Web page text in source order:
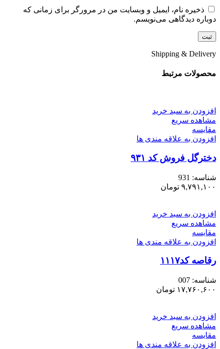
ذخیره نام، ایمیل و وبسایت من در مرورگر برای زمانی که
دوباره دیدگاهی می‌نویسم.
Shipping & Delivery
محصولات مرتبط
افزودن به سبد خرید
مشاهده سریع
مقایسه
افزودن به علاقه مندی ها
دخترگل فروش کد ۹۳۱
شناسه: 931
۹,۷۹۱,۱۰۰ تومان
افزودن به سبد خرید
مشاهده سریع
مقایسه
افزودن به علاقه مندی ها
رقاصه کد۱۱۱۷
شناسه: 007
۱۷,۷۶۰,۶۰۰ تومان
افزودن به سبد خرید
مشاهده سریع
مقایسه
افزودن به علاقه مندی ها